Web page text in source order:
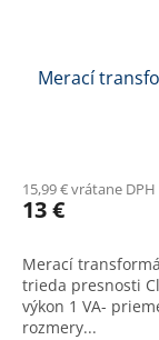
Merací
15,99 € vrátane DPH
13 €
Merací
trieda presnosti
výkon 1 VA-
rozmery...